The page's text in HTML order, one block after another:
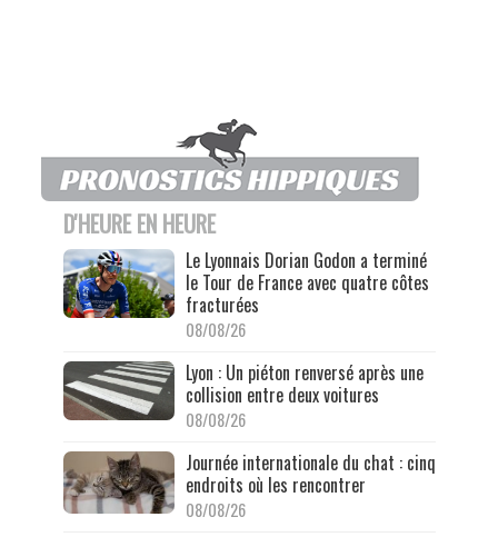
D'HEURE EN HEURE
Le Lyonnais Dorian Godon a terminé
le Tour de France avec quatre côtes
fracturées
08/08/26
Lyon : Un piéton renversé après une
collision entre deux voitures
08/08/26
Journée internationale du chat : cinq
endroits où les rencontrer
08/08/26